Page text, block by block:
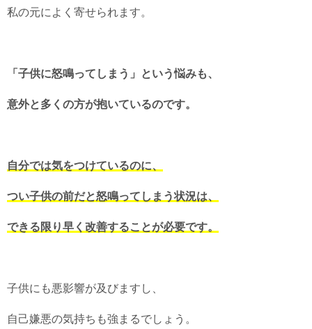
私の元によく寄せられます。
「子供に怒鳴ってしまう」という悩みも、
意外と多くの方が抱いているのです。
自分では気をつけているのに、
つい子供の前だと怒鳴ってしまう状況は、
できる限り早く改善することが必要です。
子供にも悪影響が及びますし、
自己嫌悪の気持ちも強まるでしょう。